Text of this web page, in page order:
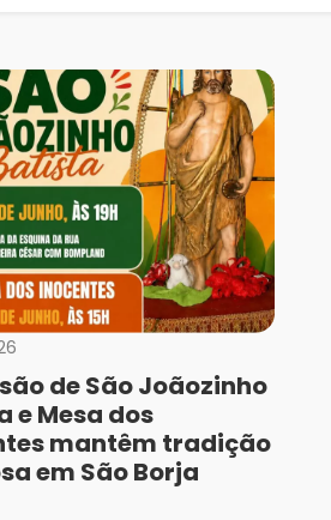
de São Joãozinho
e Mesa dos
mantêm tradição
em São Borja